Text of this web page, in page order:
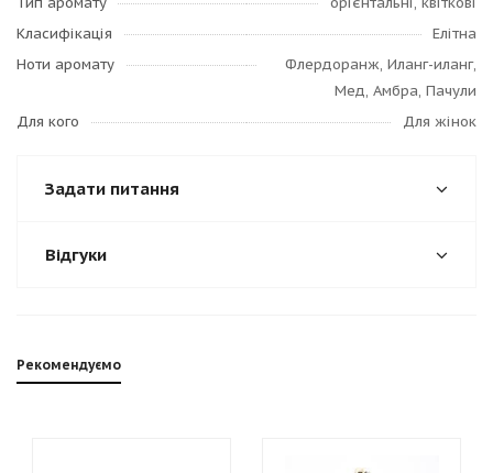
Класифікація
Елітна
Ноти аромату
Флердоранж, Иланг-иланг,
Мед, Амбра, Пачули
Для кого
Для жінок
Задати питання
Відгуки
Рекомендуємо